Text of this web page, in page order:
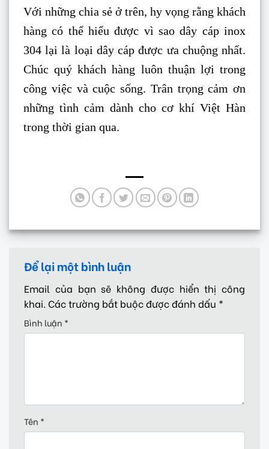
Với những chia sẻ ở trên, hy vọng rằng khách
hàng có thể hiểu được vì sao dây cáp inox
304 lại là loại dây cáp được ưa chuộng nhất.
Chúc quý khách hàng luôn thuận lợi trong
công việc và cuộc sống. Trân trọng cảm ơn
những tình cảm dành cho cơ khí Việt Hàn
trong thời gian qua.
Để lại một bình luận
Email của bạn sẽ không được hiển thị công
khai. Các trường bắt buộc được đánh dấu *
Bình luận *
Tên *